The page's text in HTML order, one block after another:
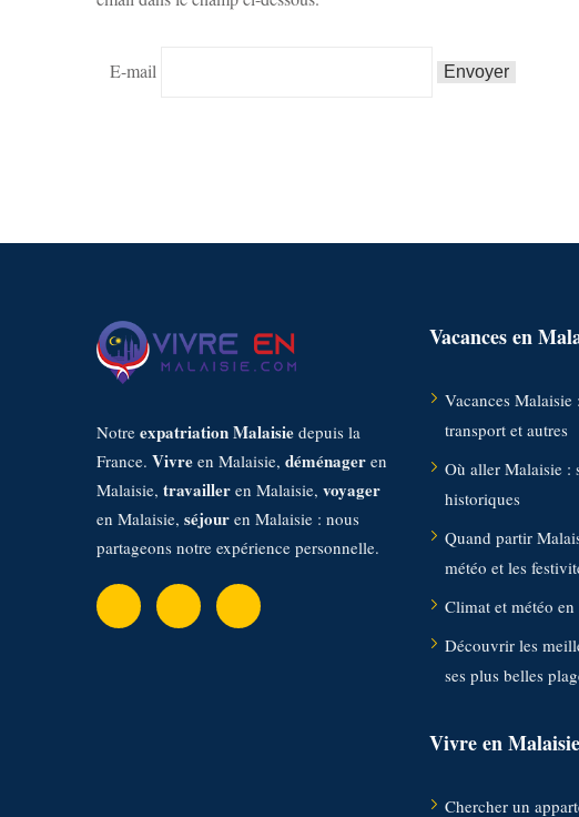
E-mail
Notre expatriation Malaisie depuis la
France. Vivre en Malaisie, déménager en
Malaisie, travailler en Malaisie, voyager
en Malaisie, séjour en Malaisie : nous
partageons notre expérience personnelle.
Vacances en
Vacances
transport et autres
Où aller Malaisie :
historiques
Quand partir
météo et les
Climat et météo
Découvrir les
ses plus belles
Vivre en Malaisie
Chercher un